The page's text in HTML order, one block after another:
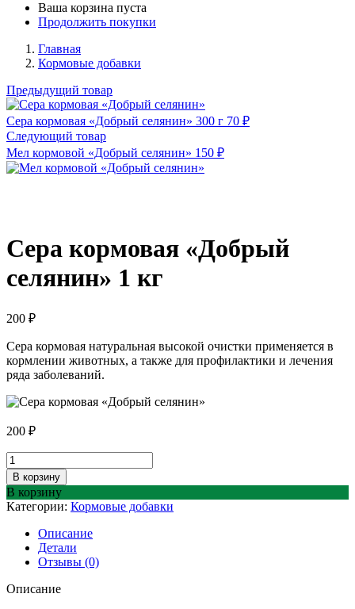
Ваша корзина пуста
Продолжить покупки
Главная
Кормовые добавки
Предыдущий товар
Сера кормовая «Добрый селянин» 300 г 70 ₽
Следующий товар
Мел кормовой «Добрый селянин» 150 ₽
Сера кормовая «Добрый
селянин» 1 кг
200 ₽
Сера кормовая натуральная высокой очистки применяется в
кормлении животных, а также для профилактики и лечения
ряда заболеваний.
200 ₽
Количество
товара
Сера
кормовая
«Добрый
селянин»
В корзину
В корзину
Категории: Кормовые добавки
Описание
Детали
Отзывы (0)
Описание